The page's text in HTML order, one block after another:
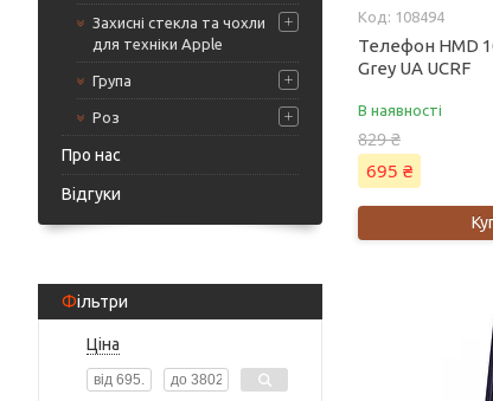
Захисні стекла та чохли
для техніки Apple
Група
Роз
Про нас
Відгуки
Фільтри
Ціна
108494
Телефон HMD
Grey UA UCRF
В наявності
829 ₴
695 ₴